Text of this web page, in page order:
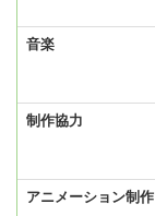
音楽
制作協力
アニメーション制作